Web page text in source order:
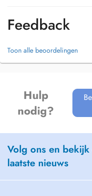
(EFT, EMDR, Kinésiologie,
etc.).
Céline Belin
Feedback
Toon alle beoordelingen
Hulp
nodig?
Volg ons en bekijk
laatste nieuws